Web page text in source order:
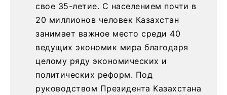
свое 35-летие. С населением почти в
20 миллионов человек Казахстан
занимает важное место среди 40
ведущих экономик мира благодаря
целому ряду экономических и
политических реформ. Под
руководством Президента Казахстана